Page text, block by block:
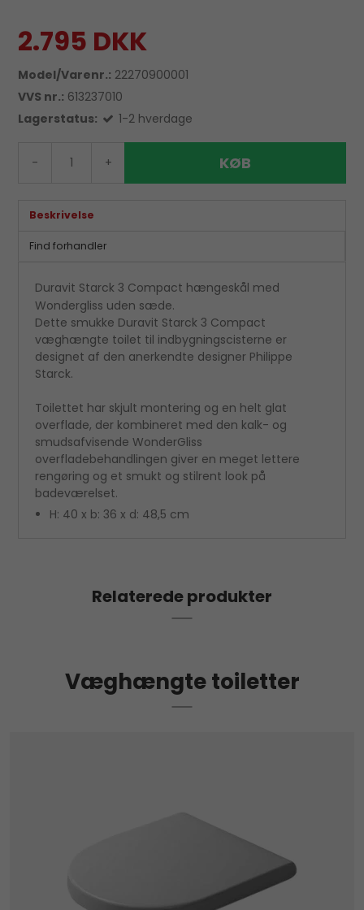
2.795 DKK
Model/Varenr.: 22270900001
VVS nr.: 613237010
Lagerstatus:
1-2 hverdage
- + KØB
Beskrivelse
Find forhandler
Duravit Starck 3 Compact hængeskål med
Wondergliss uden sæde.
Dette smukke Duravit Starck 3 Compact
væghængte toilet til indbygningscisterne er
designet af den anerkendte designer Philippe
Starck.
Toilettet har skjult montering og en helt glat
overflade, der kombineret med den kalk- og
smudsafvisende WonderGliss
overfladebehandlingen giver en meget lettere
rengøring og et smukt og stilrent look på
badeværelset.
H: 40 x b: 36 x d: 48,5 cm
Relaterede produkter
Væghængte toiletter